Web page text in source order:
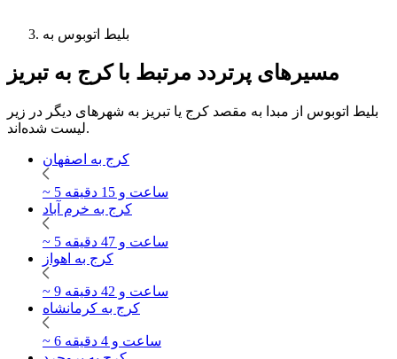
بلیط اتوبوس به
مسیرهای پرتردد مرتبط با کرج به تبریز
بلیط اتوبوس از مبدا به مقصد کرج یا تبریز به شهرهای دیگر در زیر
لیست شده‌اند.
کرج به اصفهان
~ 5 ساعت و 15 دقیقه
کرج به خرم آباد
~ 5 ساعت و 47 دقیقه
کرج به اهواز
~ 9 ساعت و 42 دقیقه
کرج به کرمانشاه
~ 6 ساعت و 4 دقیقه